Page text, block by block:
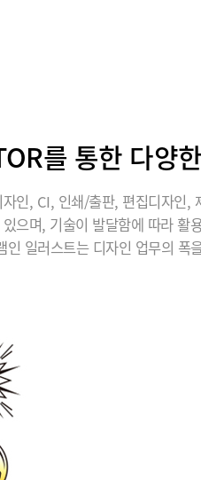
를 통한 다양
인, CI, 인쇄/출판, 편집디자인,
으며, 기술이 발달함에 따라 활
일러스트는 디자인 업무의 폭